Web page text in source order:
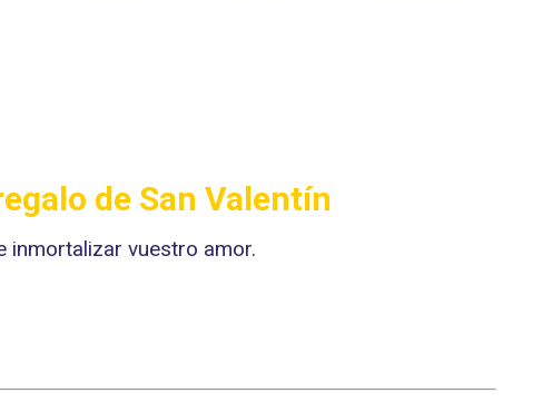
de San Valentín
inmortalizar vuestro amor.